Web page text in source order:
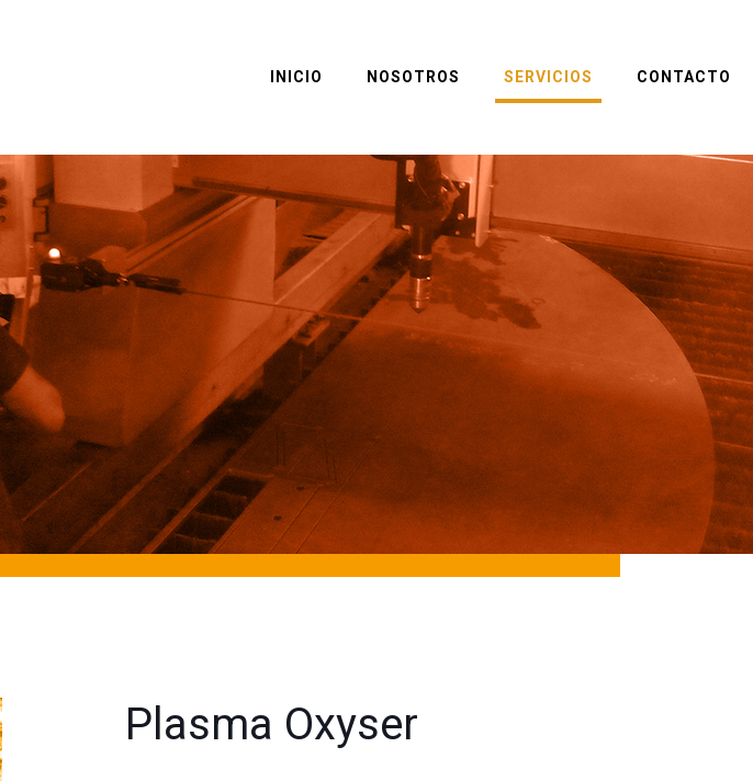
INICIO NOSOTROS SERVICIOS CONTACTO
Plasma Oxyser